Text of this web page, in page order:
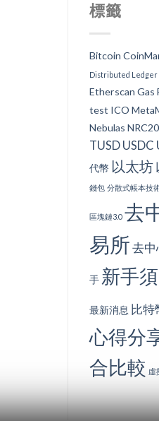
標籤
Bitcoin
Distributed Ledger
Etherscan Gas
test ICO
Nebulas NRC20
TUSD USDC
代幣 以太坊
錢包 分散式帳本技
區塊鏈3.0 去
易所 去中
手 新手
最新消息 比特
心得分
合比較 虛